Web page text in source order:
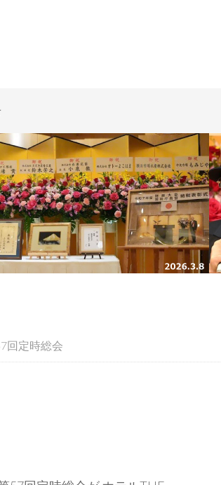
回定時総会